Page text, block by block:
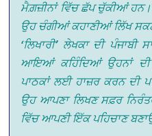
ਮੈਗ਼ਜ਼ੀਨਾਂ ਵਿੱਚ ਛੱਪ ਚੁੱਕੀਆਂ
ਉਹ ਚੰਗੀਆਂ ਕਹਾਣੀਆਂ ਲਿੱਖ
‘ਲਿਖਾਰੀ’ ਲੇਖਕਾ ਦੀ
ਆਇਆਂ ਕਹਿੰਦਿਆਂ ਉਹਨਾਂ ਦੀ
ਪਾਠਕਾਂ ਲਈ ਹਾਜ਼ਰ ਕਰਨ ਦੀ
ਉਹ ਆਪਣਾ ਲਿਖਣ ਸਫ਼ਰ
ਵਿੱਚ ਆਪਣੀ ਇੱਕ ਪਹਿਚਾਣ